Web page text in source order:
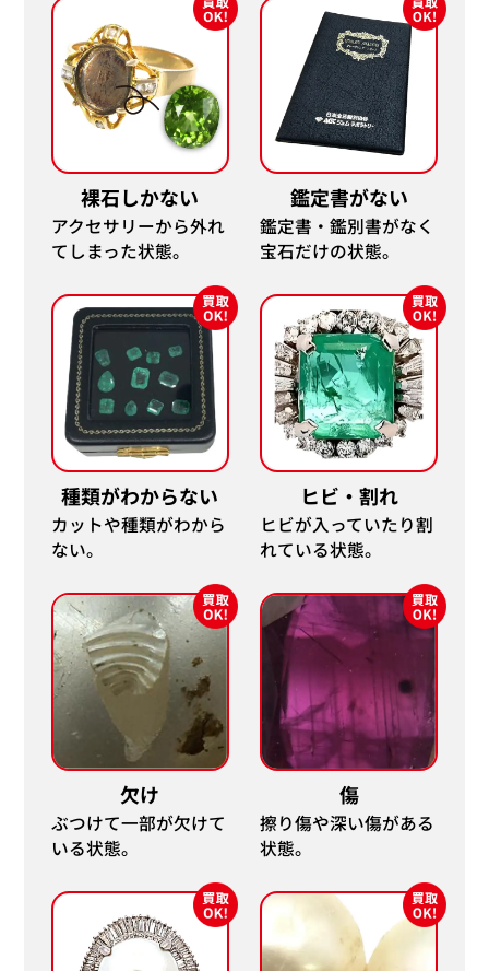
裸石しかない
アクセサリーから外れ
てしまった状態。
鑑定書がない
鑑定書・鑑別書がなく
宝石だけの状態。
種類がわからない
カットや種類がわから
ない。
ヒビ・割れ
ヒビが入っていたり割
れている状態。
欠け
ぶつけて一部が欠けて
いる状態。
傷
擦り傷や深い傷がある
状態。